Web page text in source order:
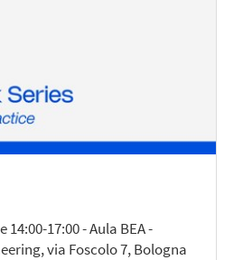
14:00-17:00 - Aula BEA -
via Foscolo 7, Bologna